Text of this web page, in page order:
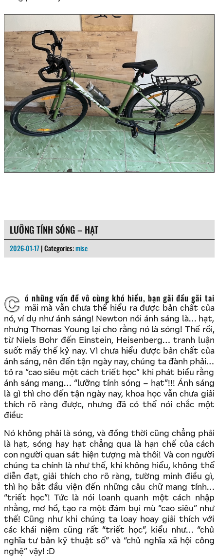
LƯỠNG TÍNH SÓNG – HẠT
2026-01-17 | Categories:misc
Có những vấn đề vô cùng khó hiểu, bạn gãi đầu gãi tai
mãi mà vẫn chưa thể hiểu ra được bản chất của
nó, ví dụ như ánh sáng! Newton nói ánh sáng là… hạt,
nhưng Thomas Young lại cho rằng nó là sóng! Thế rồi,
từ Niels Bohr đến Einstein, Heisenberg… tranh luận
suốt mấy thế kỷ nay. Vì chưa hiểu được bản chất của
ánh sáng, nên đến tận ngày nay, chúng ta đành phải…
tỏ ra “cao siêu một cách triết học” khi phát biểu rằng
ánh sáng mang… “lưỡng tính sóng – hạt”!!! Ánh sáng
là gì thì cho đến tận ngày nay, khoa học vẫn chưa giải
thích rõ ràng được, nhưng đã có thể nói chắc một
điều:
Nó không phải là sóng, và đồng thời cũng chẳng phải
là hạt, sóng hay hạt chẳng qua là hạn chế của cách
con người quan sát hiện tượng mà thôi! Và con người
chúng ta chính là như thế, khi không hiểu, không thể
diễn đạt, giải thích cho rõ ràng, tường minh điều gì,
thì họ bắt đầu viện đến những câu chữ mang tính…
“triết học”! Tức là nói loanh quanh một cách nhập
nhằng, mơ hồ, tạo ra một đám bụi mù “cao siêu” như
thế! Cũng như khi chúng ta loay hoay giải thích với
các khái niệm cũng rất “triết học”, kiểu như… “chủ
nghĩa tư bản kỹ thuật số” và “chủ nghĩa xã hội công
nghệ” vậy! :D